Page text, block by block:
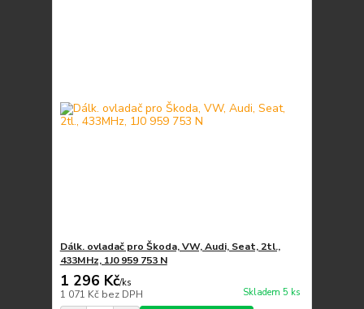
Dálk. ovladač pro Škoda, VW, Audi, Seat, 2tl.,
433MHz, 1J0 959 753 N
1 296 Kč/ks
1 071 Kč bez DPH Skladem 5 ks